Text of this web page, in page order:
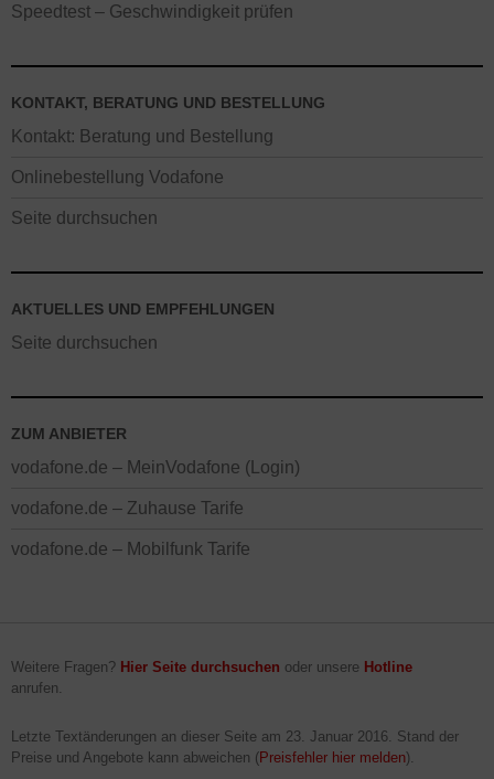
Speedtest – Geschwindigkeit prüfen
KONTAKT, BERATUNG UND BESTELLUNG
Kontakt: Beratung und Bestellung
Onlinebestellung Vodafone
Seite durchsuchen
AKTUELLES UND EMPFEHLUNGEN
Seite durchsuchen
ZUM ANBIETER
vodafone.de – MeinVodafone (Login)
vodafone.de – Zuhause Tarife
vodafone.de – Mobilfunk Tarife
Weitere Fragen? Hier Seite durchsuchen oder unsere Hotline
anrufen.
Letzte Textänderungen an dieser Seite am 23. Januar 2016. Stand der
Preise und Angebote kann abweichen (Preisfehler hier melden).